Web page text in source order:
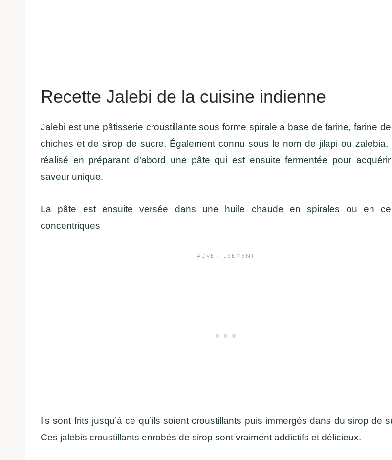
Recette Jalebi de la cuisine indienne
Jalebi est une pâtisserie croustillante sous forme spirale a base de farine, farine
chiches et de sirop de sucre. Également connu sous le nom de jilapi ou zalebia,
réalisé en préparant d’abord une pâte qui est ensuite fermentée pour
saveur unique.
La pâte est ensuite versée dans une huile chaude en spirales ou en
concentriques
Ils sont frits jusqu’à ce qu’ils soient croustillants puis immergés dans du sirop de
Ces jalebis croustillants enrobés de sirop sont vraiment addictifs et délicieux.